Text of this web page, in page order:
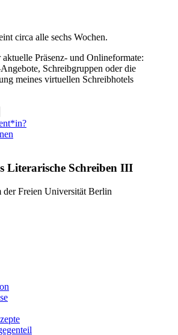
circa alle sechs Wochen.
Präsenz- und Onlineformate:
Schreibgruppen oder die
meines virtuellen Schreibhotels
Literarische Schreiben III
der Freien Universität Berlin